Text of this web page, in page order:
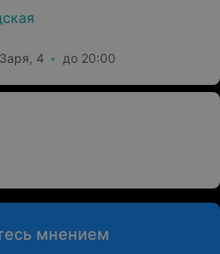
4 до 20:00
мнением